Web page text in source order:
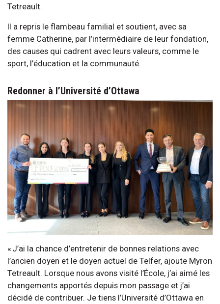
Tetreault.
Il a repris le flambeau familial et soutient, avec sa
femme Catherine, par l’intermédiaire de leur fondation,
des causes qui cadrent avec leurs valeurs, comme le
sport, l’éducation et la communauté.
Redonner à l’Université d’Ottawa
« J’ai la chance d’entretenir de bonnes relations avec
l’ancien doyen et le doyen actuel de Telfer, ajoute Myron
Tetreault. Lorsque nous avons visité l’École, j’ai aimé les
changements apportés depuis mon passage et j’ai
décidé de contribuer. Je tiens l’Université d’Ottawa en